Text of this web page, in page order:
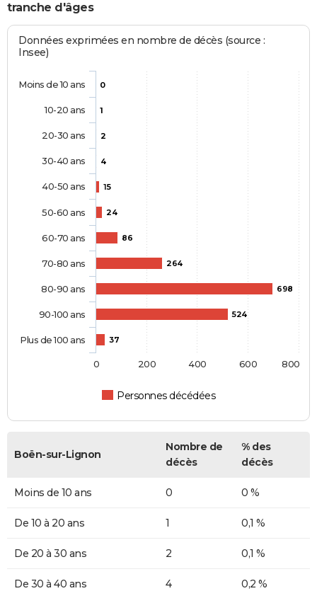
tranche d'âges
Données exprimées en nombre de décès (source :
Insee)
0
1
2
4
15
24
86
264
698
524
37
Personnes décédées
Moins de 10 ans
10-20 ans
20-30 ans
30-40 ans
40-50 ans
50-60 ans
60-70 ans
70-80 ans
80-90 ans
90-100 ans
Plus de 100 ans
0 200 400 600 800
Boën-sur-Lignon
Nombre de
décès
% des
décès
Moins de 10 ans 0 0 %
De 10 à 20 ans 1 0,1 %
De 20 à 30 ans 2 0,1 %
De 30 à 40 ans 4 0,2 %